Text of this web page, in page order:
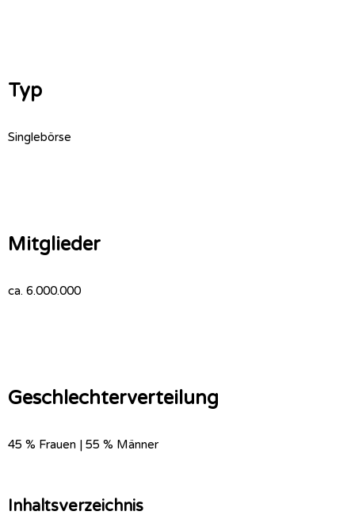
Typ
Singlebörse
Mitglieder
ca. 6.000.000
Geschlechterverteilung
45 % Frauen | 55 % Männer
Inhaltsverzeichnis